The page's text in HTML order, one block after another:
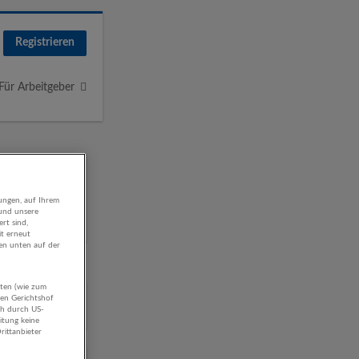
Registrieren
Für Arbeitgeber
auf Ihrem
unsere
sind,
erneut
unten auf der
(wie zum
Gerichtshof
durch US-
keine